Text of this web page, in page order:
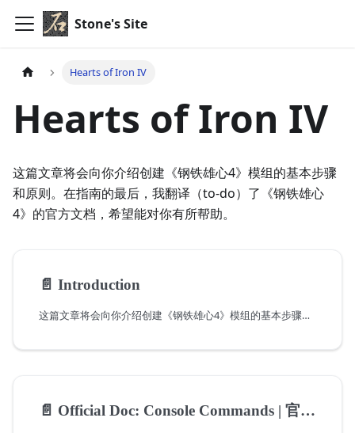
Stone's Site
Hearts of Iron IV
Hearts of Iron IV
这篇文章将会向你介绍创建《钢铁雄心4》模组的基本步骤
和原则。在指南的最后，我翻译（to-do）了《钢铁雄心
4》的官方文档，希望能对你有所帮助。
📄️ Introduction
这篇文章将会向你介绍创建《钢铁雄心4》模组的基本步骤和原则。在指南的最后，我翻译（to-do）了《钢铁雄心4》的官方文档，希望能对你有所帮助。
📄️ Official Doc: Console Commands | 官方文档：控制台指令